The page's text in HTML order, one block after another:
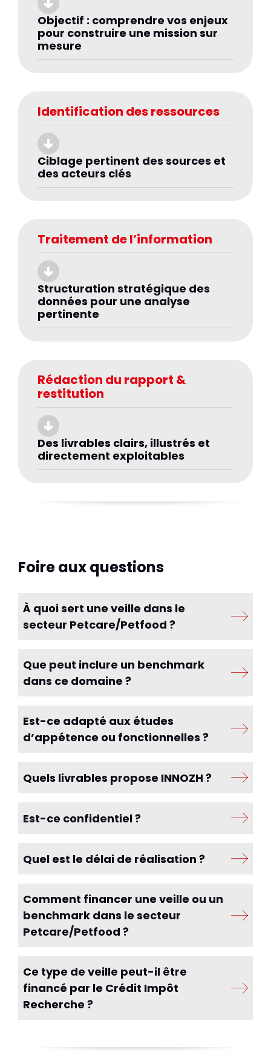
Objectif : comprendre vos enjeux
pour construire une mission sur
mesure
Identification des ressources
Ciblage pertinent des sources et
des acteurs clés
Traitement de l’information
Structuration stratégique des
données pour une analyse
pertinente
Rédaction du rapport &
restitution
Des livrables clairs, illustrés et
directement exploitables
Foire aux questions
À quoi sert une veille dans le
secteur Petcare/Petfood ?
Que peut inclure un benchmark
dans ce domaine ?
Est-ce adapté aux études
d’appétence ou fonctionnelles ?
Quels livrables propose INNOZH ?
Est-ce confidentiel ?
Quel est le délai de réalisation ?
Comment financer une veille ou un
benchmark dans le secteur
Petcare/Petfood ?
Ce type de veille peut-il être
financé par le Crédit Impôt
Recherche ?